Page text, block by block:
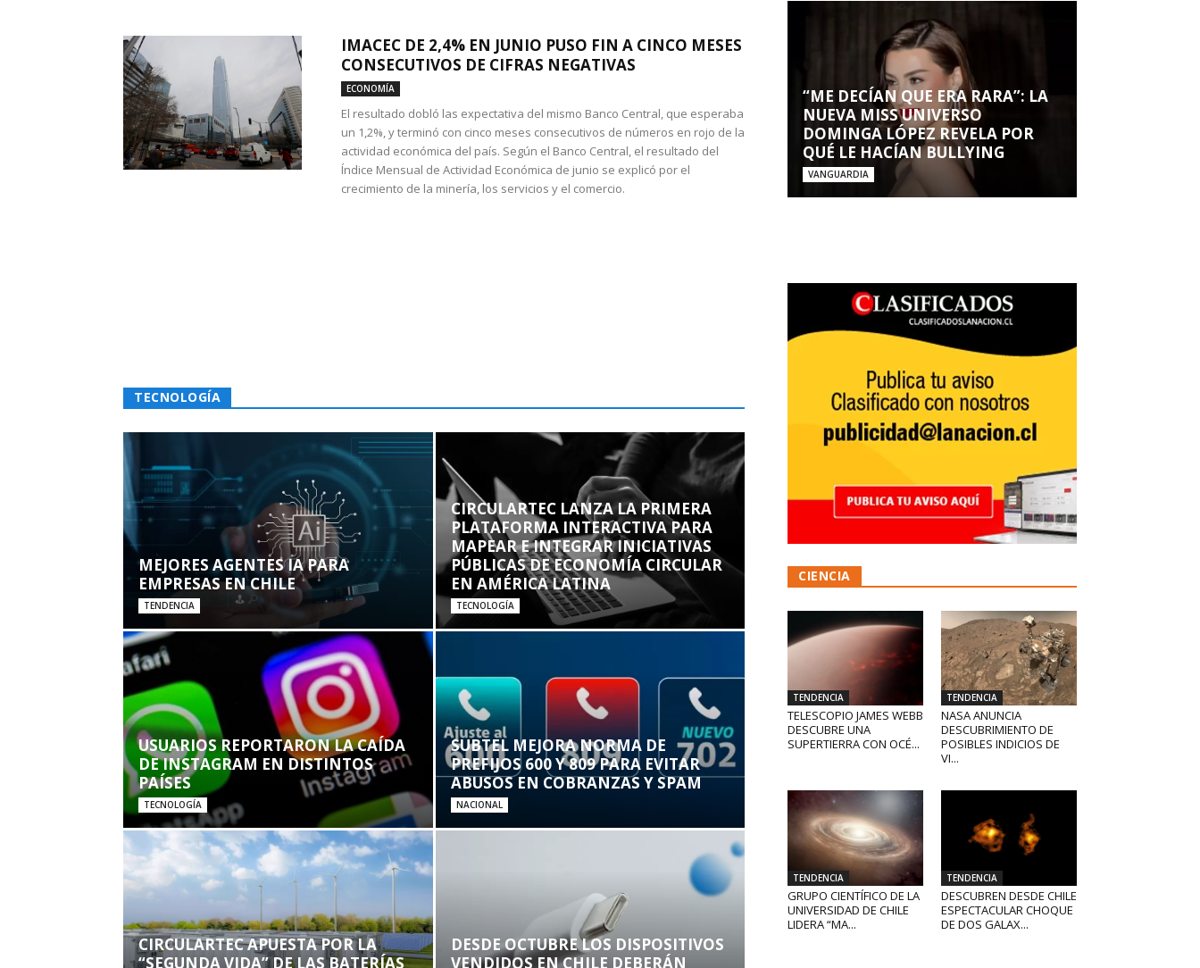
IMACEC DE 2,4% EN JUNIO PUSO FIN A CINCO MESES
CONSECUTIVOS DE CIFRAS NEGATIVAS
ECONOMÍA
El resultado dobló las expectativa del mismo Banco Central, que esperaba
un 1,2%, y terminó con cinco meses consecutivos de números en rojo de la
actividad económica del país. Según el Banco Central, el resultado del
Índice Mensual de Actividad Económica de junio se explicó por el
crecimiento de la minería, los servicios y el comercio.
TECNOLOGÍA
MEJORES AGENTES IA PARA
EMPRESAS EN CHILE
TENDENCIA
CIRCULARTEC LANZA LA PRIMERA
PLATAFORMA INTERACTIVA PARA
MAPEAR E INTEGRAR INICIATIVAS
PÚBLICAS DE ECONOMÍA CIRCULAR
EN AMÉRICA LATINA
TECNOLOGÍA
USUARIOS REPORTARON LA CAÍDA
DE INSTAGRAM EN DISTINTOS
PAÍSES
TECNOLOGÍA
SUBTEL MEJORA NORMA DE
PREFIJOS 600 Y 809 PARA EVITAR
ABUSOS EN COBRANZAS Y SPAM
NACIONAL
CIRCULARTEC APUESTA POR LA
“SEGUNDA VIDA” DE LAS BATERÍAS
DESDE OCTUBRE LOS DISPOSITIVOS
VENDIDOS EN CHILE DEBERÁN
“ME DECÍAN QUE ERA RARA”: LA
NUEVA MISS UNIVERSO
DOMINGA LÓPEZ REVELA POR
QUÉ LE HACÍAN BULLYING
VANGUARDIA
CIENCIA
TENDENCIA
TELESCOPIO JAMES WEBB
DESCUBRE UNA
SUPERTIERRA CON OCÉ...
TENDENCIA
NASA ANUNCIA
DESCUBRIMIENTO DE
POSIBLES INDICIOS DE
VI...
TENDENCIA
GRUPO CIENTÍFICO DE LA
UNIVERSIDAD DE CHILE
LIDERA “MA...
TENDENCIA
DESCUBREN DESDE CHILE
ESPECTACULAR CHOQUE
DE DOS GALAX...